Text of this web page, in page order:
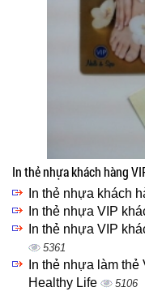
In thẻ nhựa khách hàng
In thẻ nhựa khách
In thẻ nhựa VIP
In thẻ nhựa VIP
5361
In thẻ nhựa làm
Healthy Life
5106